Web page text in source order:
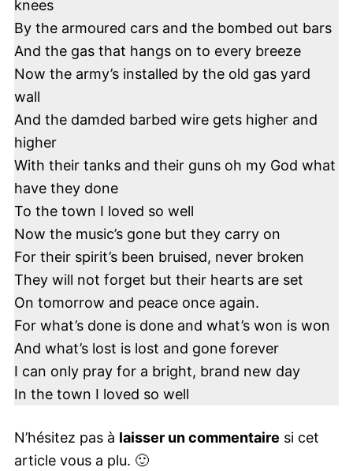
knees
By the armoured cars and the bombed out bars
And the gas that hangs on to every breeze
Now the army’s installed by the old gas yard
wall
And the damded barbed wire gets higher and
higher
With their tanks and their guns oh my God what
have they done
To the town I loved so well
Now the music’s gone but they carry on
For their spirit’s been bruised, never broken
They will not forget but their hearts are set
On tomorrow and peace once again.
For what’s done is done and what’s won is won
And what’s lost is lost and gone forever
I can only pray for a bright, brand new day
In the town I loved so well
N’hésitez pas à laisser un commentaire si cet
article vous a plu. 🙂
revendue.En recevant ce livre, vous
recevrez aussi
la newsletter
pour vous
permettre d' en découvrir davantage sur
l'Irlande. Vous pouvez vous désabonner à
tout instant.